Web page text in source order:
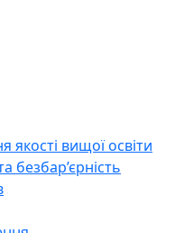
якості вищої освіти
безбар’єрність